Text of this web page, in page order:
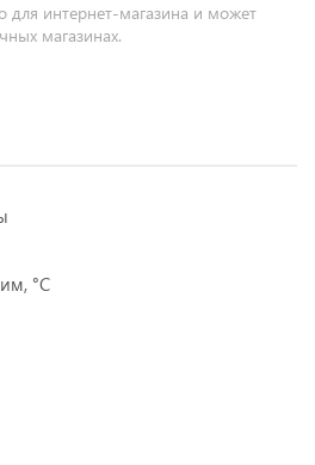
для интернет-магазина и может
магазинах.
°C